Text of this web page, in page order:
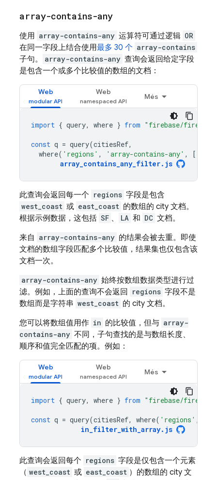
array-contains-any
使用 array-contains-any 运算符可通过逻辑 OR
在同一字段上结合使用最多 30 个 array-contains
子句。 array-contains-any 查询会返回给定字段
是包含一个或多个比较值的数组的文档：
Web Web
Més
import { query, where } from "firebase/
const q = query(citiesRef,
where( 'regions' , 'array-contains-any' , [[
array_contains_any_filter. js
此查询会返回每一个 regions 字段是包含
west_coast 或 east_coast 的数组的 city 文档。
根据示例数据，这包括 SF 、 LA 和 DC 文档。
来自 array-contains-any 的结果会被去重。即使
文档的数组字段匹配多个比较值，结果集也仅包含该
文档一次。
array-contains-any 始终按数组数据类型进行过
滤。例如，上面的查询不会返回
regions 字段不是
数组而是字符串 west_coast 的 city 文档。
您可以将数组值用作 in 的比较值，但与 array-
contains-any 不同，子句查找的是与数组长度、
顺序和值完全匹配的项。例如：
Web Web
Més
import { query, where } from "firebase/
const q = query(citiesRef, where( 'regions' ,
in_filter_with_array. js
此查询会返回每个 regions 字段是仅包含一个元素
（ west_coast 或 east_coast ）的数组的 city 文